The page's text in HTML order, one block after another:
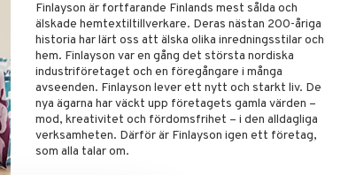
Finlayson är fortfarande Finlands mest sålda och
älskade hemtextiltillverkare. Deras nästan 200-åriga
historia har lärt oss att älska olika inredningsstilar och
hem. Finlayson var en gång det största nordiska
industriföretaget och en föregångare i många
avseenden. Finlayson lever ett nytt och starkt liv. De
nya ägarna har väckt upp företagets gamla värden –
mod, kreativitet och fördomsfrihet – i den alldagliga
verksamheten. Därför är Finlayson igen ett företag,
som alla talar om.